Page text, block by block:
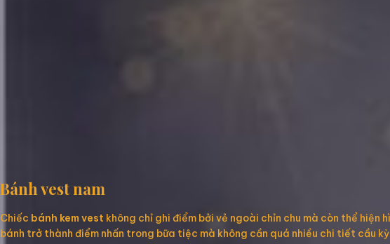
Bánh vest nam
Chiếc bánh kem vest không chỉ ghi điểm bởi vẻ ngoài chỉn chu mà còn thể hiện
bánh trở thành điểm nhấn trong bữa tiệc mà không cần quá nhiều chi tiết cầu